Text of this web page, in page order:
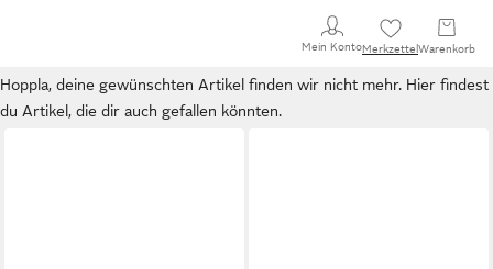
Mein KontoMerkzettel Warenkorb
Hoppla, deine gewünschten Artikel finden wir nicht mehr. Hier findest
du Artikel, die dir auch gefallen könnten.